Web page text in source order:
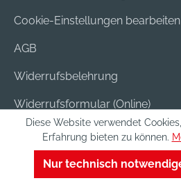
Cookie-Einstellungen bearbeiten
AGB
Widerrufsbelehrung
Widerrufsformular (Online)
Versand & Bezahlung
Batterieentsorgung
Diese Website verwendet
Erfahrung bieten zu können.
Nur technisch